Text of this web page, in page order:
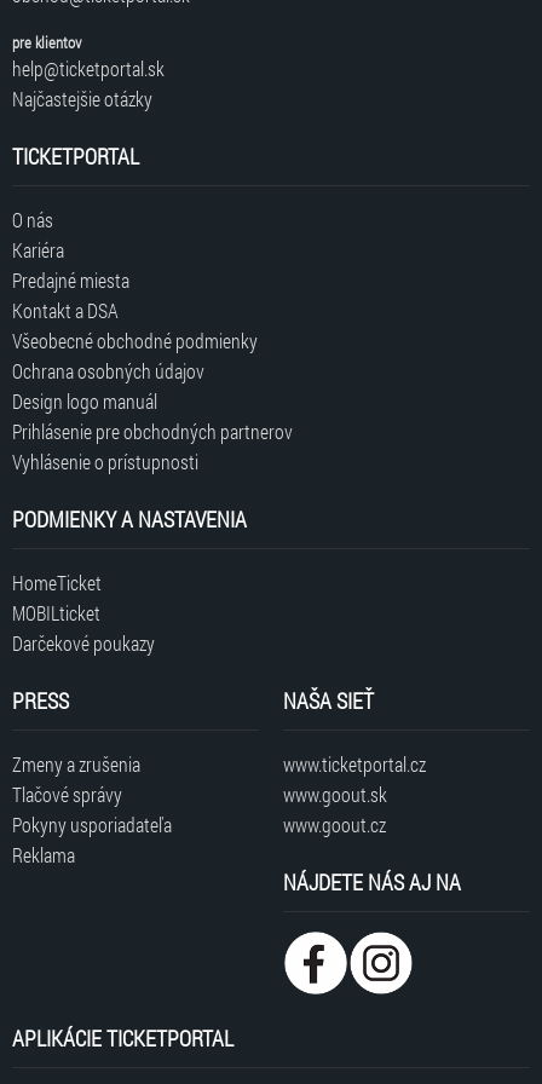
pre klientov
help@ticketportal.sk
Najčastejšie otázky
TICKETPORTAL
O nás
Kariéra
Predajné miesta
Kontakt a DSA
Všeobecné obchodné podmienky
Ochrana osobných údajov
Design logo manuál
Prihlásenie pre obchodných partnerov
Vyhlásenie o prístupnosti
PODMIENKY A NASTAVENIA
HomeTicket
MOBILticket
Darčekové poukazy
PRESS
Zmeny a zrušenia
Tlačové správy
Pokyny usporiadateľa
Reklama
NAŠA SIEŤ
www.ticketportal.cz
www.goout.sk
www.goout.cz
NÁJDETE NÁS AJ NA
APLIKÁCIE TICKETPORTAL